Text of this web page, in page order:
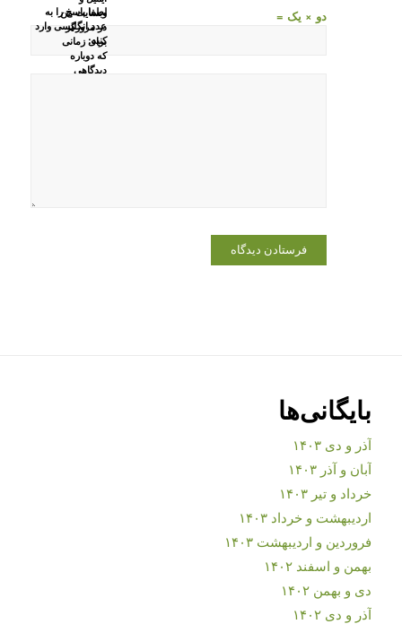
وبسایت من
در مرورگر
برای زمانی
که دوباره
دیدگاهی
لطفا پاسخ را به
عدد انگلیسی وارد
کنید:
دو × یک =
بایگانی‌ها
آذر و دی ۱۴۰۳
آبان و آذر ۱۴۰۳
خرداد و تیر ۱۴۰۳
اردیبهشت و خرداد ۱۴۰۳
فروردین و اردیبهشت ۱۴۰۳
بهمن و اسفند ۱۴۰۲
دی و بهمن ۱۴۰۲
آذر و دی ۱۴۰۲